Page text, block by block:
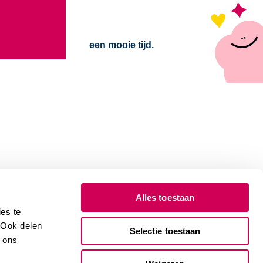
te
delen
Alles toestaan
Selectie toestaan
een mooie tijd.